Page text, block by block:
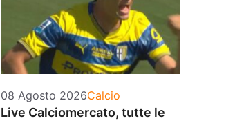
08 Agosto 2026Categorie
Calcio
Live Calciomercato, tutte le